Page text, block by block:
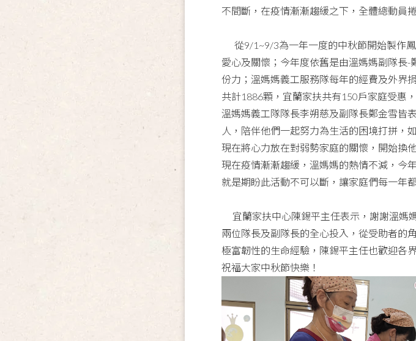
不間斷，在疫情漸漸趨緩之下，全體總動員
從9/1~9/3為一年一度的中秋節開始製作
愛心及關懷；今年度依舊是由溫媽媽副隊長
份力；溫媽媽義工服務隊每年的經費及外界
共計1886顆，宜蘭家扶共有150戶家庭受惠
溫媽媽義工隊隊長李朔慈及副隊長鄭金雪皆
人，陪伴他們一起努力為生活的困境打拼，
現在將心力放在對弱勢家庭的關懷，開始換
現在疫情漸漸趨緩，溫媽媽的熱情不減，今
就是期盼此活動不可以斷，讓家庭們每一年
宜蘭家扶中心陳錫平主任表示，謝謝溫媽
兩位隊長及副隊長的全心投入，從受助者的
極富韌性的生命經驗，陳錫平主任也歡迎各
祝福大家中秋節快樂！